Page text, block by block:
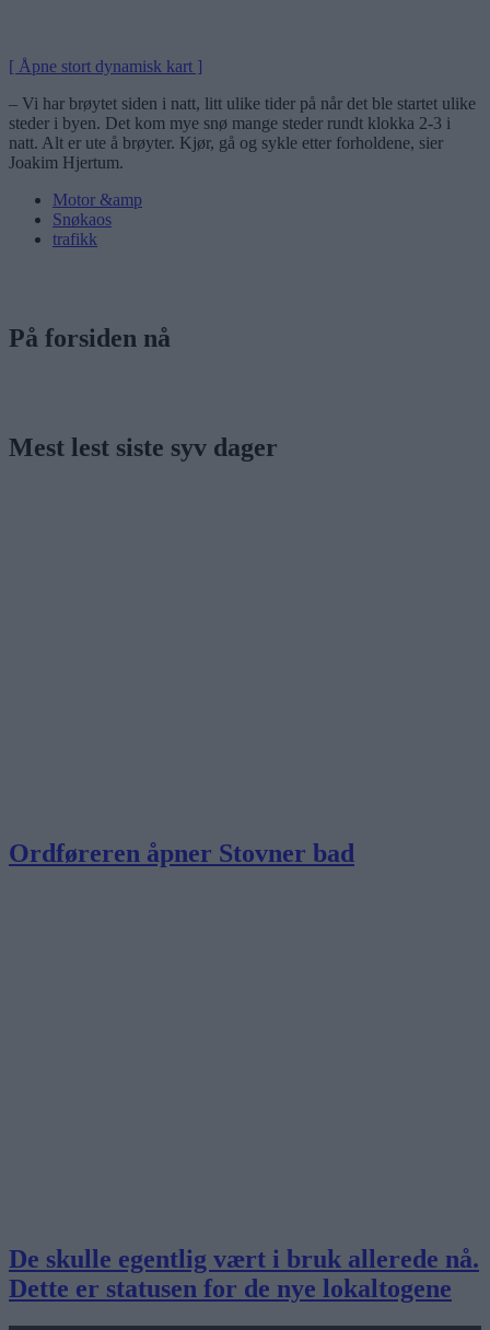
[ Åpne stort dynamisk kart ]
– Vi har brøytet siden i natt, litt ulike tider på når det ble startet ulike
steder i byen. Det kom mye snø mange steder rundt klokka 2-3 i
natt. Alt er ute å brøyter. Kjør, gå og sykle etter forholdene, sier
Joakim Hjertum.
Motor &amp
Snøkaos
trafikk
På forsiden nå
Mest lest siste syv dager
Ordføreren åpner Stovner bad
De skulle egentlig vært i bruk allerede nå.
Dette er statusen for de nye lokaltogene